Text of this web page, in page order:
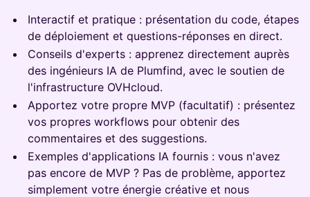
Interactif et pratique : présentation du code, étapes
de déploiement et questions-réponses en direct.
Conseils d'experts : apprenez directement auprès
des ingénieurs IA de Plumfind, avec le soutien de
l'infrastructure OVHcloud.
Apportez votre propre MVP (facultatif) : présentez
vos propres workflows pour obtenir des
commentaires et des suggestions.
Exemples d'applications IA fournis : vous n'avez
pas encore de MVP ? Pas de problème, apportez
simplement votre énergie créative et nous